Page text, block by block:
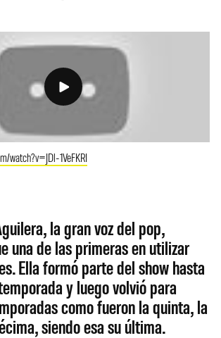
watch?v=JDl-1VeFKRI
la gran voz del pop,
una de las primeras en utilizar
Ella formó parte del show hasta
y luego volvió para
como fueron la quinta, la
siendo esa su última.